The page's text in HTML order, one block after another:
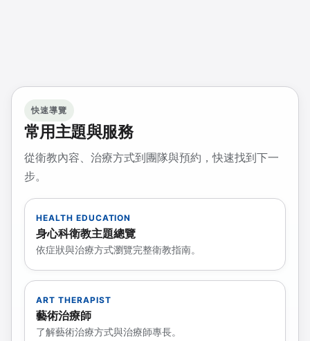
快速導覽
常用主題與服務
從衛教內容、治療方式到團隊與預約，快速找到下一
步。
HEALTH EDUCATION
身心科衛教主題總覽
依症狀與治療方式瀏覽完整衛教指南。
ART THERAPIST
藝術治療師
了解藝術治療方式與治療師專長。